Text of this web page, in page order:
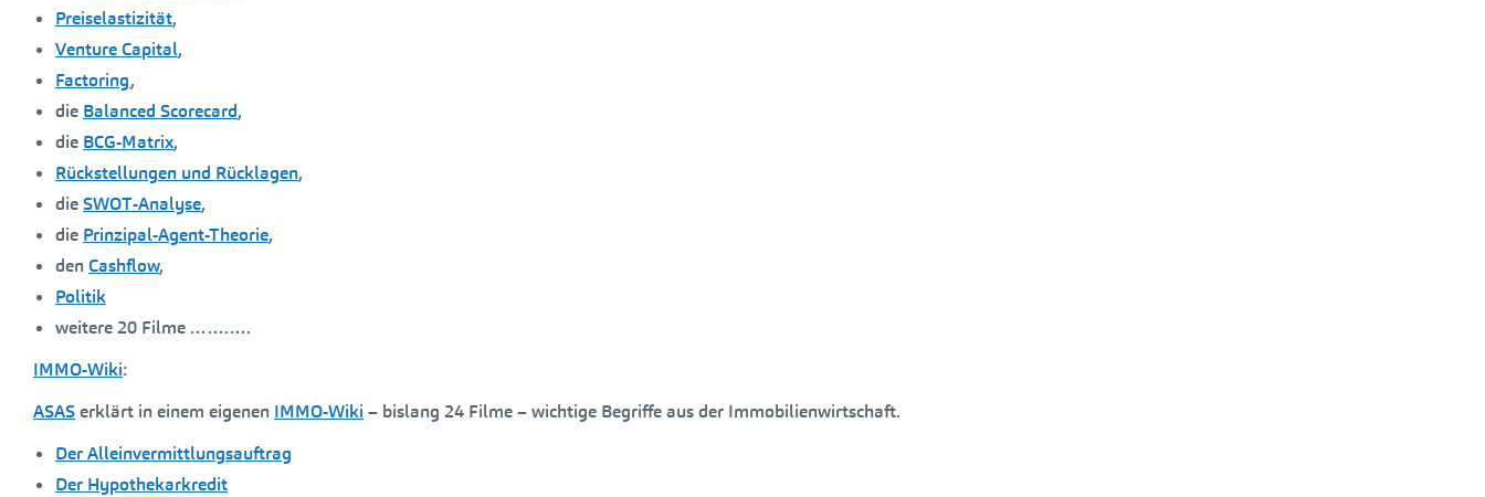
Preiselastizität,
Venture Capital,
Factoring,
die Balanced Scorecard,
die BCG-Matrix,
Rückstellungen und Rücklagen,
dieSWOT-Analyse,
die Prinzipal-Agent-Theorie,
den Cashflow,
Politik
weitere 20 Filme …….….
IMMO-Wiki:
ASASerklärt in einem eigenen IMMO-Wiki – bislang 24 Filme – wichtige Begriffe aus der Immobilienwirtschaft.
Der Alleinvermittlungsauftrag
Der Hypothekarkredit